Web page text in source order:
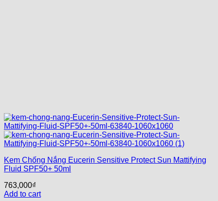
Kem Chống Nắng Eucerin Sensitive Protect Sun Mattifying
Fluid SPF50+ 50ml
763,000₫
Add to cart